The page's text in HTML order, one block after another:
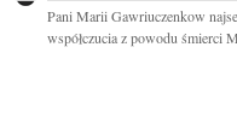
Pani Marii Gawriuczenkow
współczucia z powodu śmierci